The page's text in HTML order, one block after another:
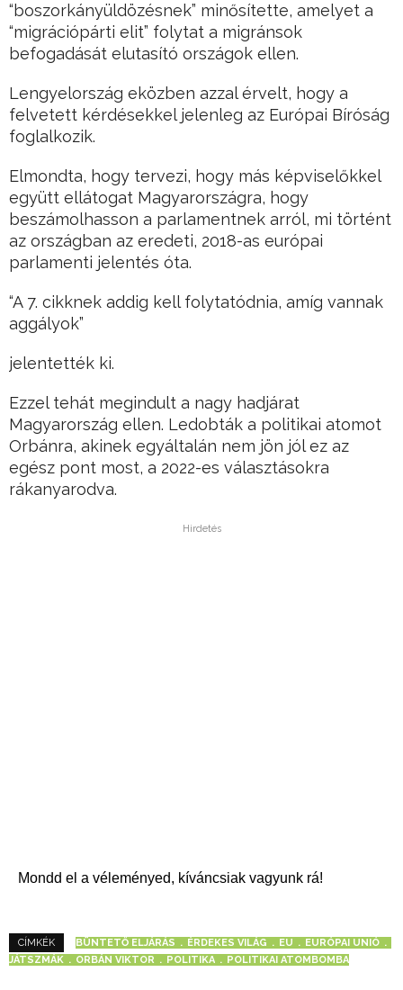
“boszorkányüldözésnek” minősítette, amelyet a
“migrációpárti elit” folytat a migránsok
befogadását elutasító országok ellen.
Lengyelország eközben azzal érvelt, hogy a
felvetett kérdésekkel jelenleg az Európai Bíróság
foglalkozik.
Elmondta, hogy tervezi, hogy más képviselőkkel
együtt ellátogat Magyarországra, hogy
beszámolhasson a parlamentnek arról, mi történt
az országban az eredeti, 2018-as európai
parlamenti jelentés óta.
“A 7. cikknek addig kell folytatódnia, amíg vannak
aggályok”
jelentették ki.
Ezzel tehát megindult a nagy hadjárat
Magyarország ellen. Ledobták a politikai atomot
Orbánra, akinek egyáltalán nem jön jól ez az
egész pont most, a 2022-es választásokra
rákanyarodva.
Hirdetés
Mondd el a véleményed, kíváncsiak vagyunk rá!
CÍMKÉK BÜNTETŐ ELJÁRÁS ÉRDEKES VILÁG EU
EURÓPAI UNIÓ
JÁTSZMÁK
ORBÁN VIKTOR POLITIKA POLITIKAI ATOMBOMBA